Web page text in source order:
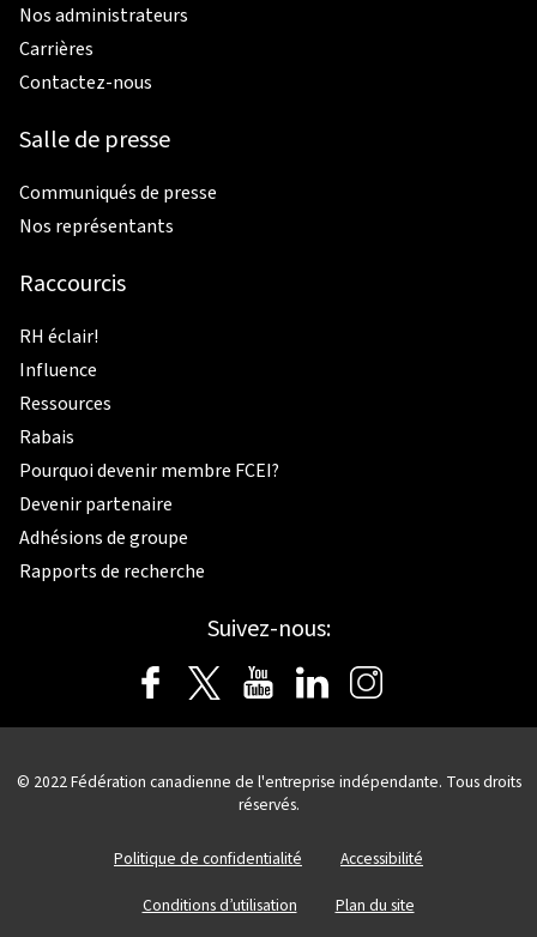
Nos administrateurs
Carrières
Contactez-nous
Salle de presse
Communiqués de presse
Nos représentants
Raccourcis
RH éclair!
Influence
Ressources
Rabais
Pourquoi devenir membre FCEI?
Devenir partenaire
Adhésions de groupe
Rapports de recherche
Suivez-nous:
© 2022 Fédération canadienne de l'entreprise indépendante. Tous droits
réservés.
Politique de confidentialité Accessibilité
Conditions d’utilisation Plan du site